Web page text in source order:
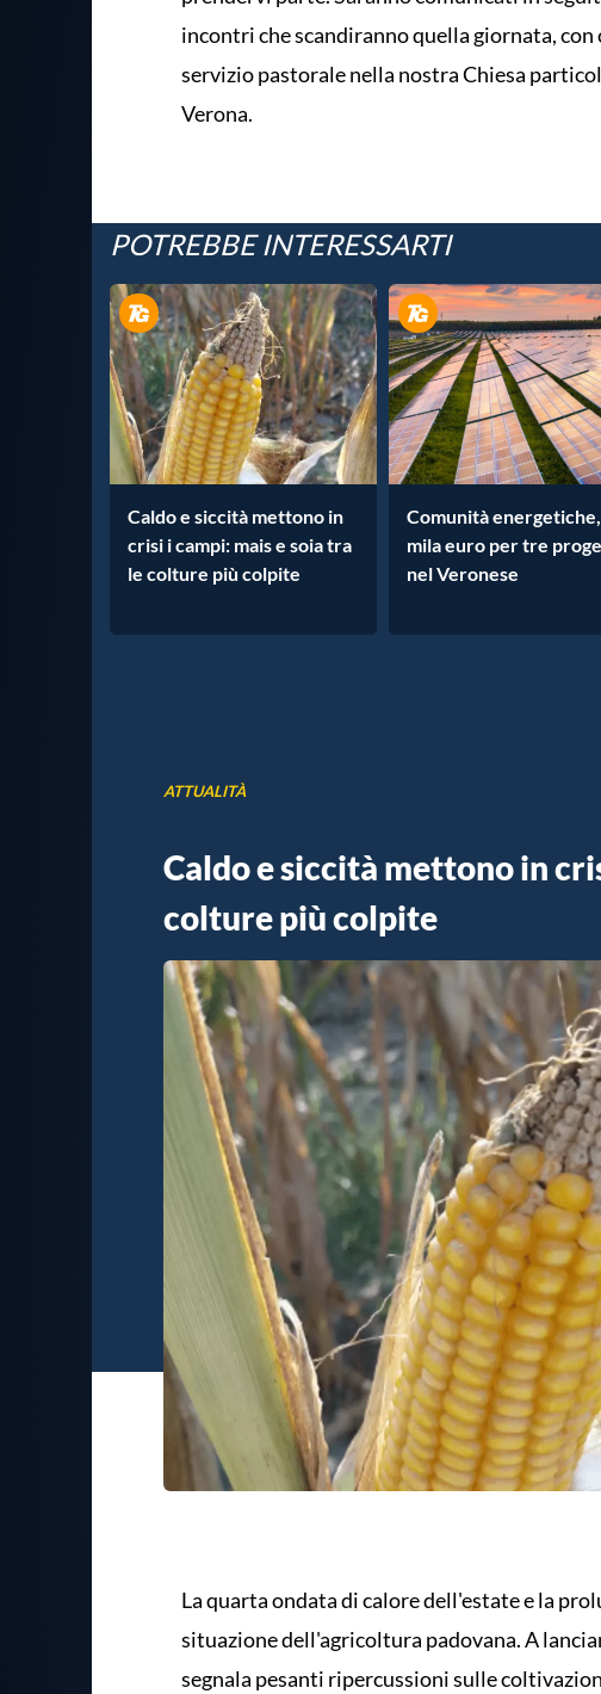
incontri che scandiranno quella giornata,
servizio pastorale nella nostra Chiesa
Verona.
POTREBBE INTERESSARTI
Caldo e siccità mettono in
crisi i campi: mais e soia tra
le colture più colpite
Comunità
mila euro per tre
nel Veronese
ATTUALITÀ
Caldo e siccità mettono in
colture più colpite
La quarta ondata di calore dell'estate e la
situazione dell'agricoltura padovana. A
segnala pesanti ripercussioni sulle